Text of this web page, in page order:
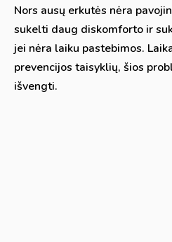
Nors ausų erkutės nėra
sukelti daug diskomforto ir
jei nėra laiku pastebimos.
prevencijos taisyklių, šios
išvengti.